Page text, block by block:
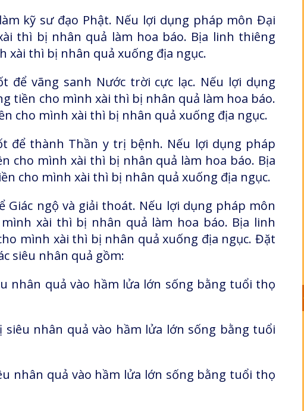
kỹ sư đạo Phật. Nếu lợi dụng pháp môn Đại
thì bị nhân quả làm hoa báo. Bịa linh thiêng
xài thì bị nhân quả xuống địa ngục.
vãng sanh Nước trời cực lạc. Nếu lợi dụng
tiền cho mình xài thì bị nhân quả làm hoa báo.
cho mình xài thì bị nhân quả xuống địa ngục.
để thành Thần y trị bệnh. Nếu lợi dụng pháp
cho mình xài thì bị nhân quả làm hoa báo. Bịa
cho mình xài thì bị nhân quả xuống địa ngục.
ngộ và giải thoát. Nếu lợi dụng pháp môn
xài thì bị nhân quả làm hoa báo. Bịa linh
mình xài thì bị nhân quả xuống địa ngục. Đặt
siêu nhân quả gồm:
nhân quả vào hầm lửa lớn sống bằng tuổi thọ
nhân quả vào hầm lửa lớn sống bằng tuổi
nhân quả vào hầm lửa lớn sống bằng tuổi thọ